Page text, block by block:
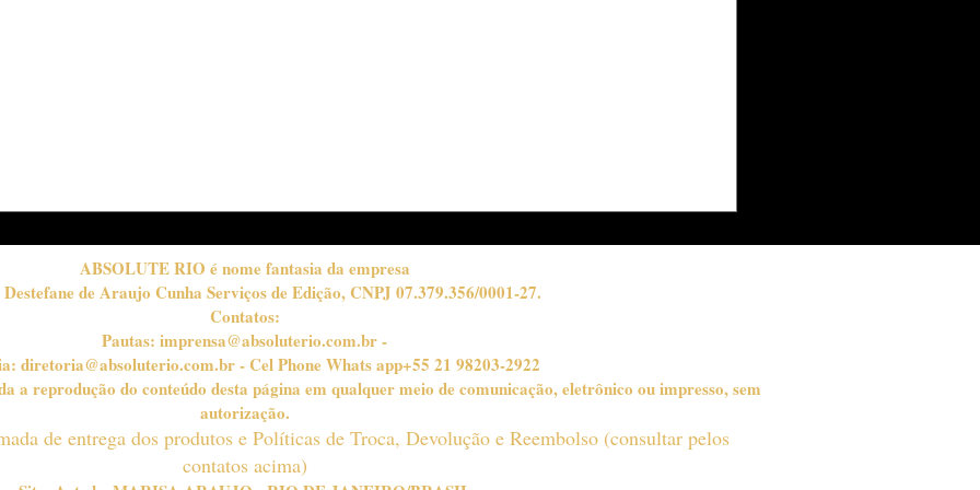
Cada País
futebol
ABSOLUTE RIO é nome fantasia da empresa
de Araujo Cunha Serviços de Edição, CNPJ 07.379.356/0001-27.
Contatos:
Pautas: imprensa@absoluterio.com.br-
diretoria@absoluterio.com.br- Cel Phone Whats app+55 21 98203-2922
a reprodução do conteúdo desta página em qualquer meio de comunicação, eletrônico ou impresso, sem
autorização.
de entrega dos produtos e Políticas de Troca, Devolução e Reembolso (consultar pelos
contatos acima)